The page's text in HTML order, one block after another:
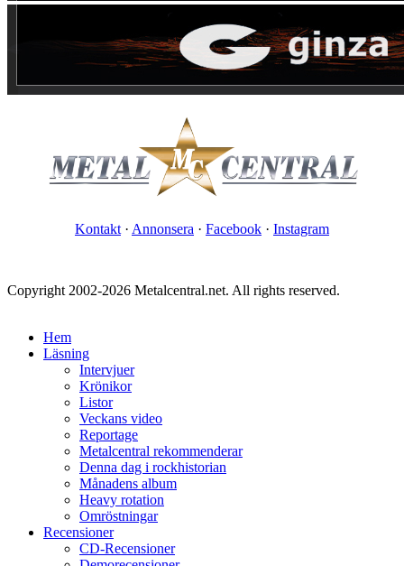
Kontakt · Annonsera · Facebook · Instagram
Copyright 2002-2026 Metalcentral.net. All rights reserved.
Hem
Läsning
Intervjuer
Krönikor
Listor
Veckans video
Reportage
Metalcentral rekommenderar
Denna dag i rockhistorian
Månadens album
Heavy rotation
Omröstningar
Recensioner
CD-Recensioner